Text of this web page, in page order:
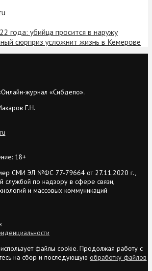
года: убийца просится в наружу
сюрприз усложнит жизнь в Кемерове
журнал «Сибдепо».
Г.Н.
18+
СМИ ЭЛ №ФС 77-79664 от 27.11.2020 г.,
службой по надзору в сфере связи,
и массовых коммуникаций
файлы cookie. Продолжая работу с
на сбор и последующую обработку файлов